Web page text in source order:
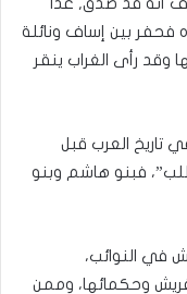
فحفر بين إساف ونائلة
وقد رأى الغراب ينقر
العرب قبل
فبنو هاشم وبنو
في النوائب،
وحكمائها، وممن